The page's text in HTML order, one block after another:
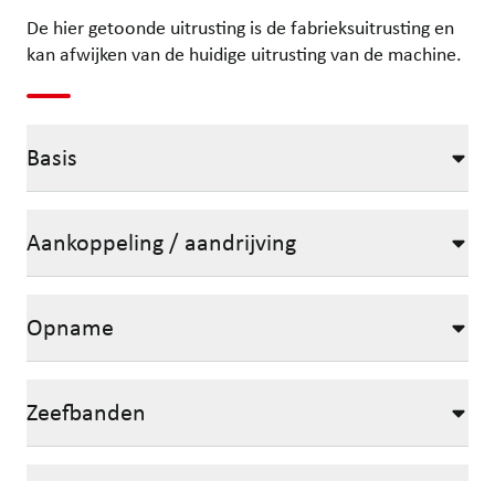
De hier getoonde uitrusting is de fabrieksuitrusting en
kan afwijken van de huidige uitrusting van de machine.
Basis
Aankoppeling / aandrijving
Opname
Zeefbanden